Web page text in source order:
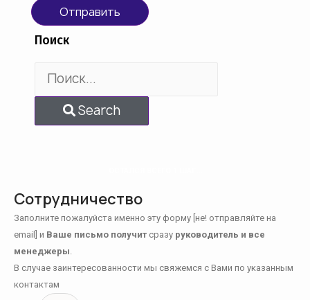
Отправить
Поиск
Search
Сотрудничество
Заполните пожалуйста именно эту форму [не! отправляйте на
email] и Ваше письмо получит сразу руководитель и все
менеджеры
В случае заинтересованности мы свяжемся с Вами по указанным
контактам